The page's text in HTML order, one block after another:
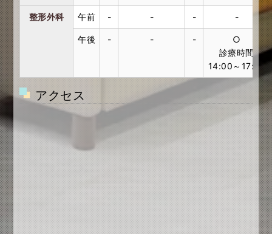
整形外科 午前 - - - -
午後 - - -
○
診療時間
14:00～17:00
アクセス